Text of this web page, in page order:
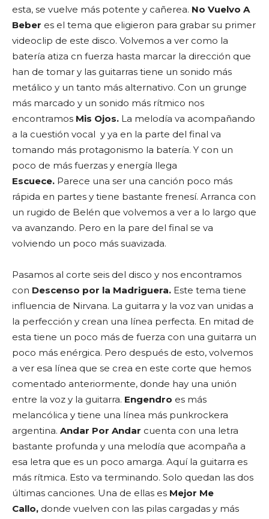
esta, se vuelve más potente y cañerea. No Vuelvo A
Beber es el tema que eligieron para grabar su primer
videoclip de este disco. Volvemos a ver como la
batería atiza cn fuerza hasta marcar la dirección que
han de tomar y las guitarras tiene un sonido más
metálico y un tanto más alternativo. Con un grunge
más marcado y un sonido más rítmico nos
encontramos Mis Ojos. La melodía va acompañando
a la cuestión vocal y ya en la parte del final va
tomando más protagonismo la batería. Y con un
poco de más fuerzas y energía llega
Escuece. Parece una ser una canción poco más
rápida en partes y tiene bastante frenesí. Arranca con
un rugido de Belén que volvemos a ver a lo largo que
va avanzando. Pero en la pare del final se va
volviendo un poco más suavizada.
Pasamos al corte seis del disco y nos encontramos
con Descenso por la Madriguera. Este tema tiene
influencia de Nirvana. La guitarra y la voz van unidas a
la perfección y crean una línea perfecta. En mitad de
esta tiene un poco más de fuerza con una guitarra un
poco más enérgica. Pero después de esto, volvemos
a ver esa línea que se crea en este corte que hemos
comentado anteriormente, donde hay una unión
entre la voz y la guitarra. Engendro es más
melancólica y tiene una línea más punkrockera
argentina. Andar Por Andar cuenta con una letra
bastante profunda y una melodía que acompaña a
esa letra que es un poco amarga. Aquí la guitarra es
más rítmica. Esto va terminando. Solo quedan las dos
últimas canciones. Una de ellas es Mejor Me
Callo, donde vuelven con las pilas cargadas y más